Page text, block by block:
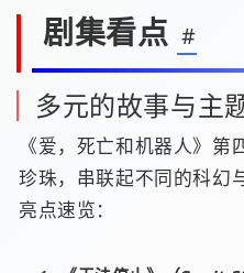
剧集看点 #
多元的故事与主
《爱，死亡和机器人》
珍珠，串联起不同的科幻
亮点速览：